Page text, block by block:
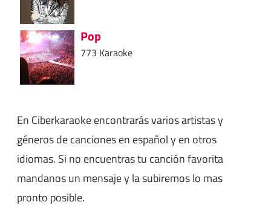
Pop
773 Karaoke
En Ciberkaraoke encontrarás varios artistas y
géneros de canciones en español y en otros
idiomas. Si no encuentras tu canción favorita
mandanos un mensaje y la subiremos lo mas
pronto posible.